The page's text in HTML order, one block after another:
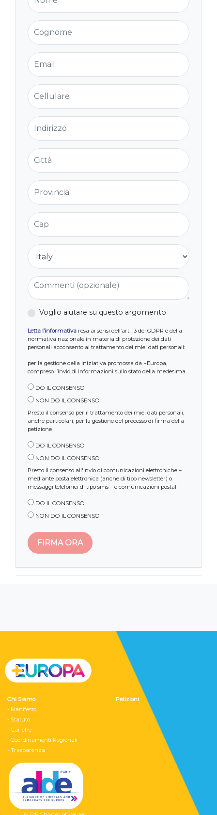
Cognome
Email
Cellulare
Indirizzo
Città
Provincia
Cap
Nazione
Commenti (opzionale)
Voglio aiutare su questo argomento
Letta l’informativa resa ai sensi dell’art. 13 del GDPR e della
normativa nazionale in materia di protezione dei dati
personali acconsento al trattamento dei miei dati personali:
per la gestione della iniziativa promossa da +Europa,
compreso l’invio di informazioni sullo stato della medesima
DO IL CONSENSO
NON DO IL CONSENSO
Presto il consenso per il trattamento dei miei dati personali,
anche particolari, per la gestione del processo di firma della
petizione
DO IL CONSENSO
NON DO IL CONSENSO
Presto il consenso all'invio di comunicazioni elettroniche –
mediante posta elettronica (anche di tipo newsletter) o
messaggi telefonici di tipo sms – e comunicazioni postali
DO IL CONSENSO
NON DO IL CONSENSO
Chi Siamo
- Manifesto
- Statuto
- Cariche
- Coordinamenti Regionali
- Trasparenza
Petizioni